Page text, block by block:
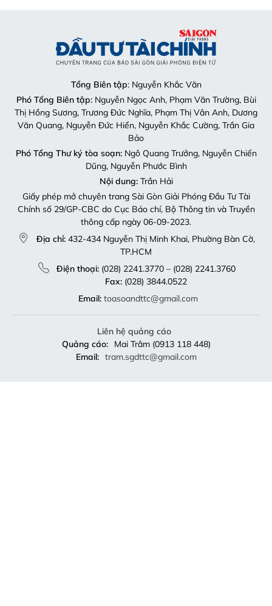
Tổng Biên tập: Nguyễn Khắc Văn
Phó Tổng Biên tập:Nguyễn Ngọc Anh, Phạm Văn Trường, Bùi
Thị Hồng Sương, Trương Đức Nghĩa, Phạm Thị Vân Anh, Dương
Văn Quang, Nguyễn Đức Hiển, Nguyễn Khắc Cường, Trần Gia
Bảo
Phó Tổng Thư ký tòa soạn:Ngô Quang Trưởng, Nguyễn Chiến
Dũng, Nguyễn Phước Bình
Nội dung:Trần Hải
Giấy phép mở chuyên trang Sài Gòn Giải Phóng Đầu Tư Tài
Chính số 29/GP-CBC do Cục Báo chí, Bộ Thông tin và Truyền
thông cấp ngày 06-09-2023.
Địa chỉ: 432-434 Nguyễn Thị Minh Khai, Phường Bàn Cờ,
TP.HCM
Điện thoại:(028) 2241.3770 – (028) 2241.3760
Fax:(028) 3844.0522
Email: toasoandttc@gmail.com
Liên hệ quảng cáo
Quảng cáo:
Mai Trâm (0913 118 448)
Email: tram.sgdttc@gmail.com